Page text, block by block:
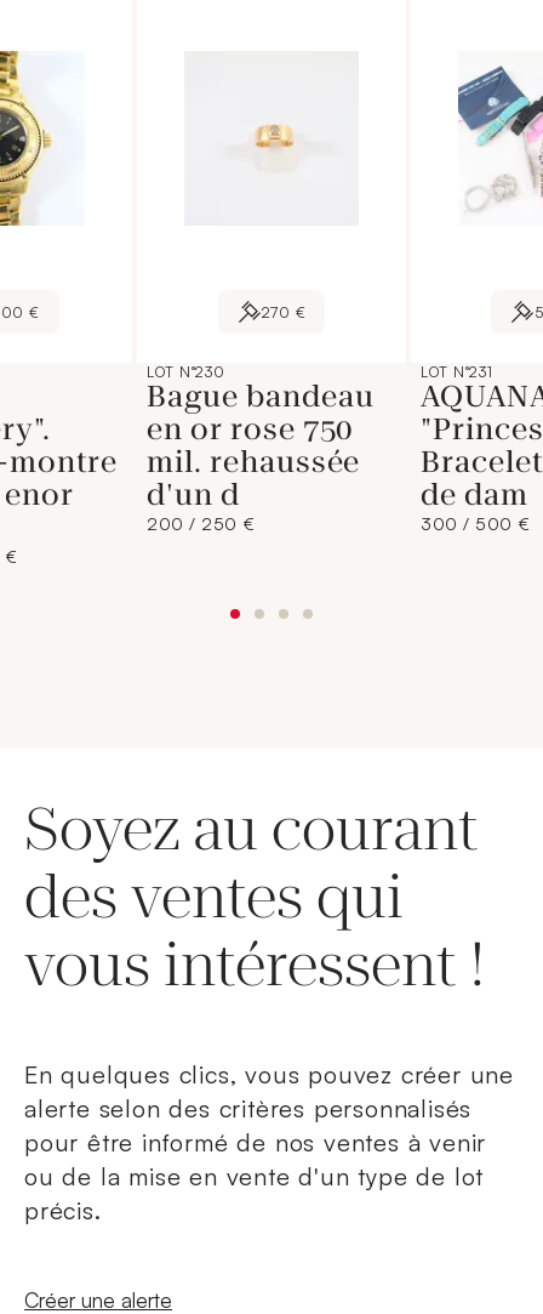
€
montre
enor
€
270 €
LOT N°230
Bague bandeau
en or rose 750
mil. rehaussée
d'un d
200 / 250 €
LOT N°231
de dam
300 / 500 €
Soyez au courant
des ventes qui
vous intéressent !
En quelques clics, vous pouvez créer une
alerte selon des critères personnalisés
pour être informé de nos ventes à venir
ou de la mise en vente d'un type de lot
précis.
Nouvelle fenêtre
Créer une alerte